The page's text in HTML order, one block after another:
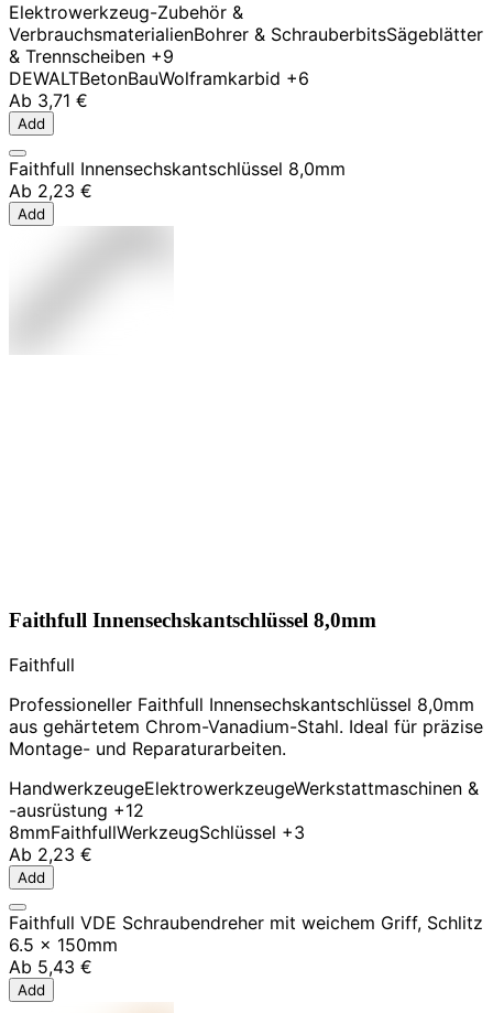
Elektrowerkzeug-Zubehör &
VerbrauchsmaterialienBohrer & SchrauberbitsSägeblätter
& Trennscheiben +9
DEWALTBetonBauWolframkarbid +6
Ab 3,71 €
Add
Faithfull Innensechskantschlüssel 8,0mm
Ab 2,23 €
Add
Faithfull Innensechskantschlüssel 8,0mm
Faithfull
Professioneller Faithfull Innensechskantschlüssel 8,0mm
aus gehärtetem Chrom-Vanadium-Stahl. Ideal für präzise
Montage- und Reparaturarbeiten.
HandwerkzeugeElektrowerkzeugeWerkstattmaschinen &
-ausrüstung +12
8mmFaithfullWerkzeugSchlüssel +3
Ab 2,23 €
Add
Faithfull VDE Schraubendreher mit weichem Griff, Schlitz
6.5 x 150mm
Ab 5,43 €
Add